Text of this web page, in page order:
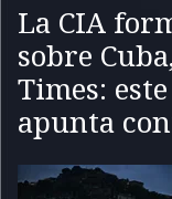
La CIA
sobre
Times:
apunta